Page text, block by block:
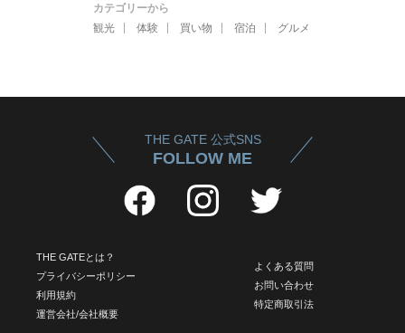
カテゴリーから
観光
体験 買い物 宿泊 グルメ
THE GATE 公式SNS
FOLLOW ME
THE GATEとは？
プライバシーポリシー
利用規約
運営会社/会社概要
よくある質問
お問い合わせ
特定商取引法